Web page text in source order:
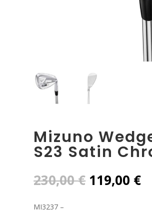
Mizuno
S23 Satin
230,00€ El
precio
119,00 €El
MI3237 –